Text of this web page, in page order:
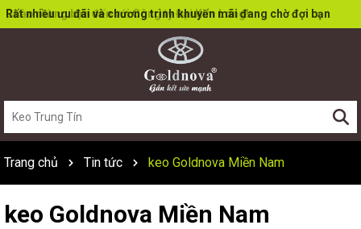
Rất nhiều ưu đãi và chương trình khuyến mãi đang chờ đợi bạn
Trang chủ Tin tức keo Goldnova Miền Nam
keo Goldnova Miền Nam